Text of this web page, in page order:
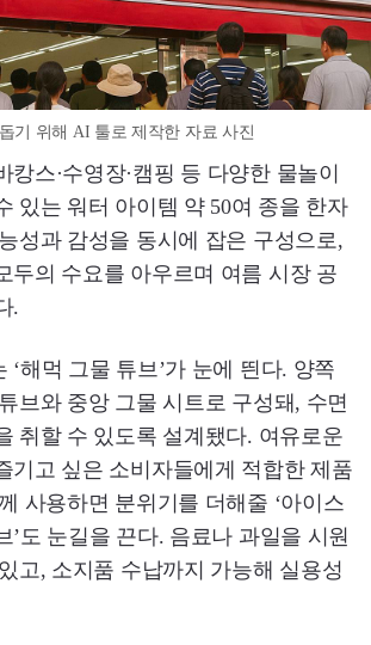
기 위해 AI 툴로 제작한 자료 사진
캉스·수영장·캠핑 등 다양한 물놀이
있는 워터 아이템 약 50여 종을 한자
성과 감성을 동시에 잡은 구성으로,
두의 수요를 아우르며 여름 시장 공
.
‘해먹 그물 튜브’가 눈에 띈다. 양쪽
브와 중앙 그물 시트로 구성돼, 수면
취할 수 있도록 설계됐다. 여유로운
기고 싶은 소비자들에게 적합한 제품
사용하면 분위기를 더해줄 ‘아이스
’도 눈길을 끈다. 음료나 과일을 시원
고, 소지품 수납까지 가능해 실용성